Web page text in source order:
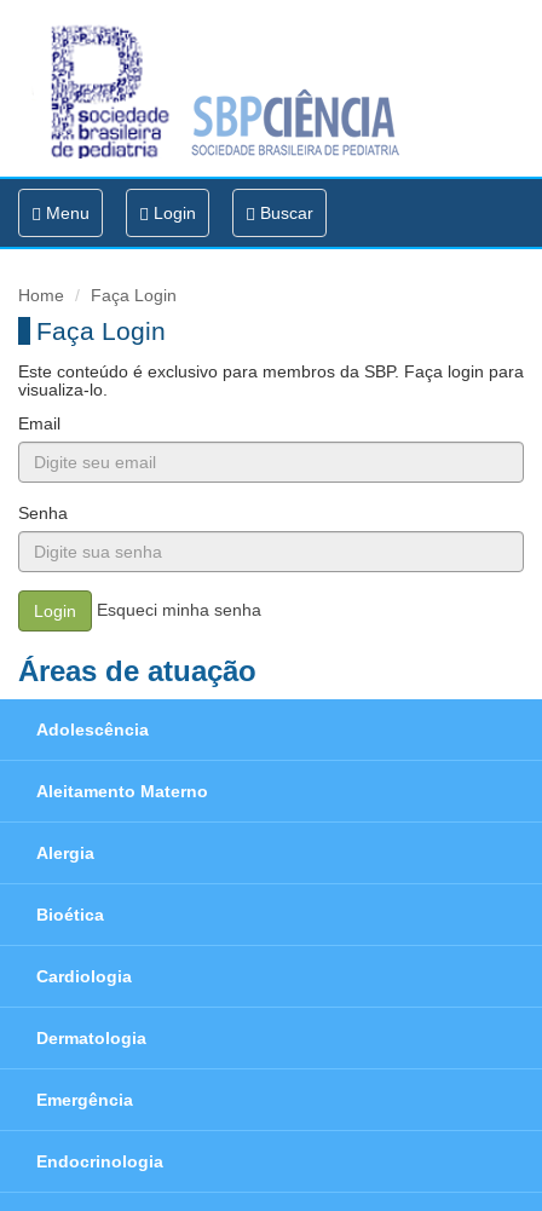
Toggle
navigation
Menu Login Buscar
Home Faça Login
Faça Login
Este conteúdo é exclusivo para membros da SBP. Faça login para
visualiza-lo.
Email
Senha
Login Esqueci minha senha
Áreas de atuação
Adolescência
Aleitamento Materno
Alergia
Bioética
Cardiologia
Dermatologia
Emergência
Endocrinologia